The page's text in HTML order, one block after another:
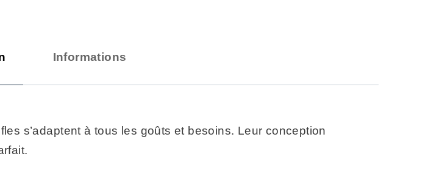
Informations
s’adaptent à tous les goûts et besoins. Leur conception